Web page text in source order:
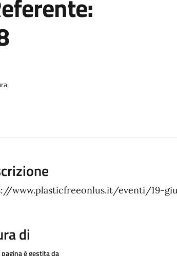
www.plasticfreeonlus.it/eventi/19-
di
è gestita da